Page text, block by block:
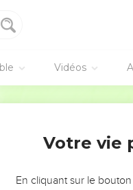
Vidéos
VOUS ÉVITER LES
Votre vie
En cliquant sur le